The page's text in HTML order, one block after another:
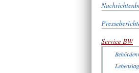
Service BW